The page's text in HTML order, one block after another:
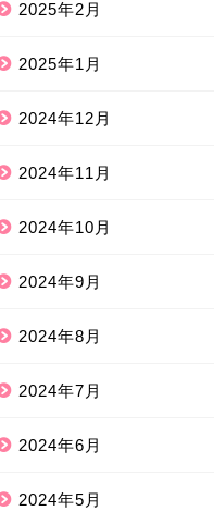
2025年2月
2025年1月
2024年12月
2024年11月
2024年10月
2024年9月
2024年8月
2024年7月
2024年6月
2024年5月